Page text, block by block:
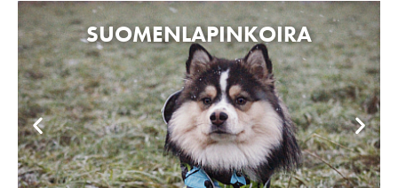
SUOMENLAPINKOIRA